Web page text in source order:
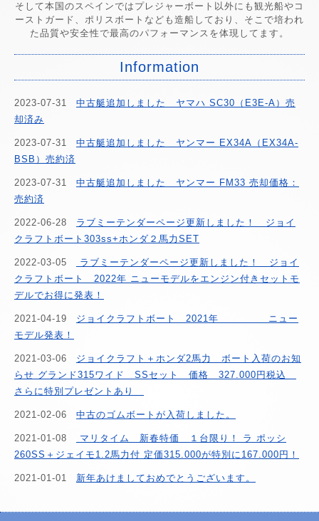
そして本国のスペインではプレジャーボート以外にも観光船やコ
ーストガード、ポリスボートなども造船しており、そこで培われ
た品質や安全性で最高のパフォーマンスを体現してます。
Information
2023-07-31
中古艇追加しました ヤマハ SC30（E3E-A）売
却済み
2023-07-31
中古艇追加しました ヤンマー EX34A（EX34A-
BSB）売約済
2023-07-31
中古艇追加しました ヤンマー FM33 売却価格：
売約済
2022-06-28
ラブミーテンダーページ更新しました！ ジョイ
クラフトボート303ss+ホンダ２馬力SET
2022-03-05
ラブミーテンダーページ更新しました！ ジョイ
クラフトボート 2022年 ニューモデルをエンジン付きセットモ
デルでお得に発表！
2021-04-19
ジョイクラフトボート 2021年 ニュー
モデル発表！
2021-03-06
ジョイクラフト＋ホンダ2馬力 ボート入荷のお知
らせ グランド315ワイド SSセット 価格 327.000円税込
さらに特別プレゼントあり
2021-02-06 中古のゴムボートが入荷しました。
2021-01-08
マリタイム 新春特価 １台限り！ ラ ポッシ
260SS＋ジェイモ1.2馬力付 定価315.000が特別に167.000円！
2021-01-01 新年あけましておめでとうございます。